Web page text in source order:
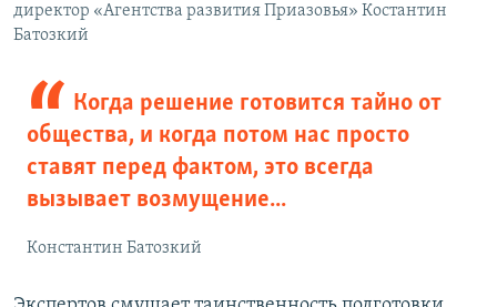
директор «Агентства развития Приазовья» Костантин
Батозкий
Когда решение готовится тайно от
общества, и когда потом нас просто
ставят перед фактом, это всегда
вызывает возмущение...
Константин Батозкий